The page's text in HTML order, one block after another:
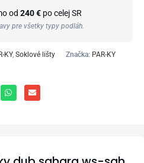
od 240 € po celej SR
pre všetky typy podláh.
KY, Soklové lišty Značka: PAR-KY